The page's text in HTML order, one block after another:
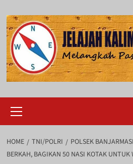
to
content
Menu
HOME TNI/POLRI
POLSEK
BERKAH, BAGIKAN 50 NASI KOTAK UNTUK